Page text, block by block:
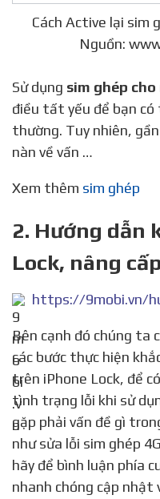
Cách Active lại sim
Nguồn:
Sử dụng sim ghép cho
điều tất yếu để bạn
thường. Tuy nhiên,
nàn về vấn …
Xem thêm sim ghép
2. Hướng dẫn
Lock, nâng
Bên cạnh đó chúng ta cũng có thể tham khảo thêm
các bước thực hiện
trên iPhone Lock, để
tình trạng lỗi khi sử
gặp phải vấn đề gì
như sửa lỗi sim ghép
hãy để bình luận phía
nhanh chóng cập nhật